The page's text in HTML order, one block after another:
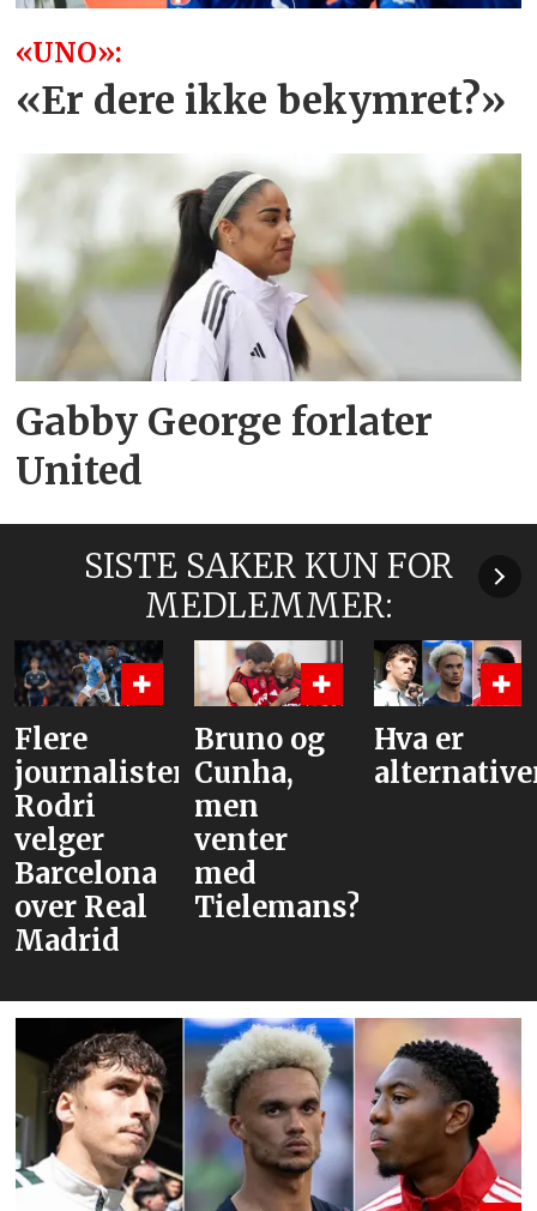
«UNO»:
«Er dere ikke bekymret?»
Gabby George forlater
United
SISTE SAKER KUN FOR
MEDLEMMER:
Flere
journalister:
Rodri
velger
Barcelona
over Real
Madrid
Bruno og
Cunha,
men
venter
med
Tielemans?
Hva er